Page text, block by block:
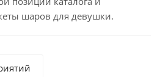
шаров для девушки.